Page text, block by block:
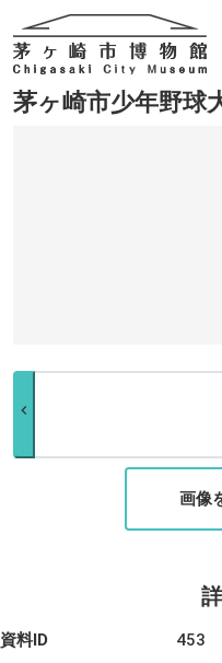
茅ヶ崎市少年野球
chevron_left
画像
資料ID 453